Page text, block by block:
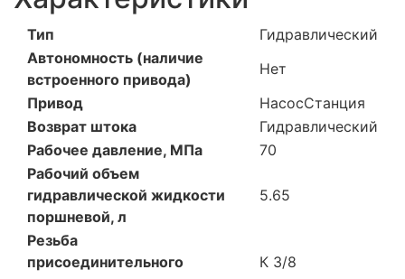
Тип
Гидравлический
Автономность (наличие
встроенного привода)
Нет
Привод
НасосСтанция
Возврат штока
Гидравлический
Рабочее давление, МПа
70
Рабочий объем
гидравлической жидкости
поршневой, л
5.65
Резьба
присоединительного
К 3/8